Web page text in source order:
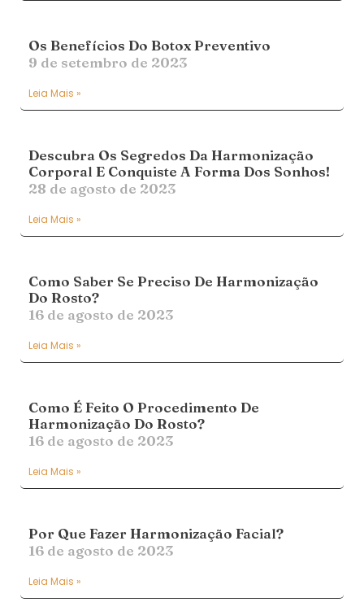
Os Benefícios Do Botox Preventivo
9 de setembro de 2023
Leia Mais »
Descubra Os Segredos Da Harmonização
Corporal E Conquiste A Forma Dos Sonhos!
28 de agosto de 2023
Leia Mais »
Como Saber Se Preciso De Harmonização
Do Rosto?
16 de agosto de 2023
Leia Mais »
Como É Feito O Procedimento De
Harmonização Do Rosto?
16 de agosto de 2023
Leia Mais »
Por Que Fazer Harmonização Facial?
16 de agosto de 2023
Leia Mais »